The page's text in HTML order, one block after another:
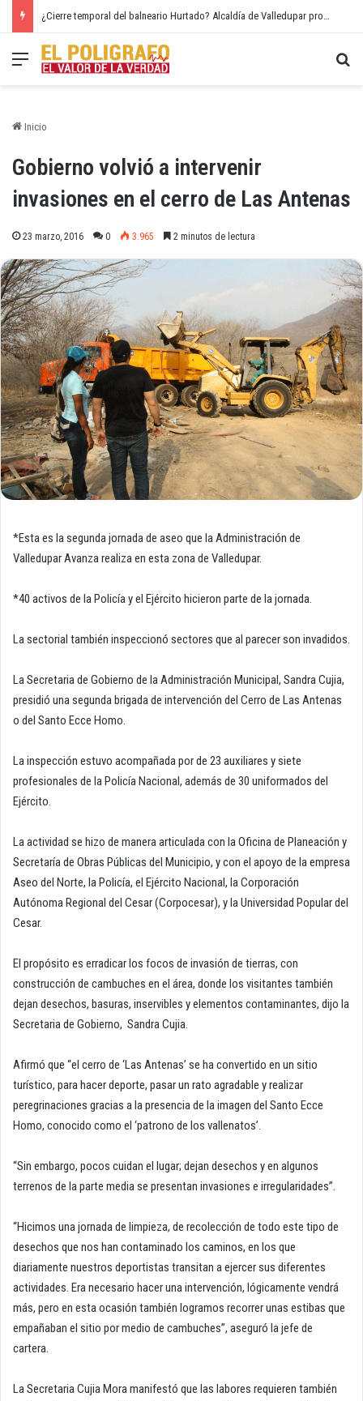
¿Cierre temporal del balneario Hurtado? Alcaldía de Valledupar propone recuperar el río Guatapurí
Menú
Inicio
Gobierno volvió a intervenir
invasiones en el cerro de Las Antenas
23 marzo, 2016 0 3.965 2 minutos de lectura
*Esta es la segunda jornada de aseo que la Administración de
Valledupar Avanza realiza en esta zona de Valledupar.
*40 activos de la Policía y el Ejército hicieron parte de la jornada.
La sectorial también inspeccionó sectores que al parecer son invadidos.
La Secretaria de Gobierno de la Administración Municipal, Sandra Cujia,
presidió una segunda brigada de intervención del Cerro de Las Antenas
o del Santo Ecce Homo.
La inspección estuvo acompañada por de 23 auxiliares y siete
profesionales de la Policía Nacional, además de 30 uniformados del
Ejército.
La actividad se hizo de manera articulada con la Oficina de Planeación y
Secretaría de Obras Públicas del Municipio, y con el apoyo de la empresa
Aseo del Norte, la Policía, el Ejército Nacional, la Corporación
Autónoma Regional del Cesar (Corpocesar), y la Universidad Popular del
Cesar.
El propósito es erradicar los focos de invasión de tierras, con
construcción de cambuches en el área, donde los visitantes también
dejan desechos, basuras, inservibles y elementos contaminantes, dijo la
Secretaria de Gobierno, Sandra Cujia.
Afirmó que “el cerro de ‘Las Antenas’ se ha convertido en un sitio
turístico, para hacer deporte, pasar un rato agradable y realizar
peregrinaciones gracias a la presencia de la imagen del Santo Ecce
Homo, conocido como el ‘patrono de los vallenatos’.
“Sin embargo, pocos cuidan el lugar; dejan desechos y en algunos
terrenos de la parte media se presentan invasiones e irregularidades”.
“Hicimos una jornada de limpieza, de recolección de todo este tipo de
desechos que nos han contaminado los caminos, en los que
diariamente nuestros deportistas transitan a ejercer sus diferentes
actividades. Era necesario hacer una intervención, lógicamente vendrá
más, pero en esta ocasión también logramos recorrer unas estibas que
empañaban el sitio por medio de cambuches”, aseguró la jefe de
cartera.
La Secretaria Cujia Mora manifestó que las labores requieren también